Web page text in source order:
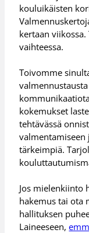
kouluikäisten
kertaan
vaihteessa.
Toivomme
kokemukset
tehtävässä
tärkeimpiä.
Jos mielenkiinto
hakemus tai ota
hallituksen
Laineeseen,